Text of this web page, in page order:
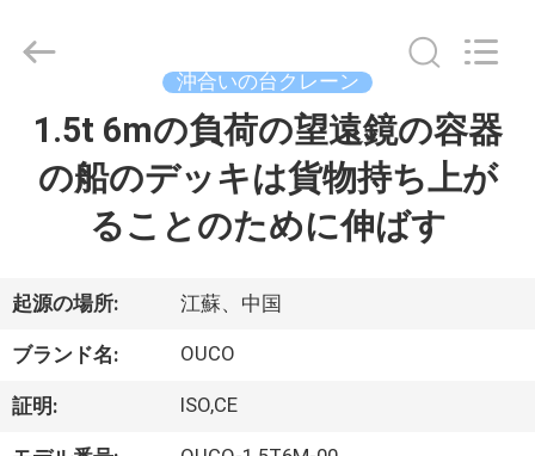
品
ビ
デ
2020
INTERNATIONAL
沖合いの台クレーン
1.5t 6mの負荷の望遠鏡の容器
の船のデッキは貨物持ち上が
ることのために伸ばす
起源の場所: 江蘇、中国
ブランド名: OUCO
証明: ISO,CE